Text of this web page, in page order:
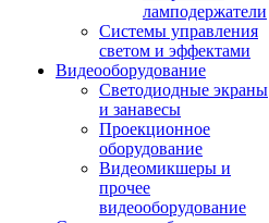
ламподержатели
Системы управления
светом и эффектами
Видеооборудование
Светодиодные экраны
и занавесы
Проекционное
оборудование
Видеомикшеры и
прочее
видеооборудование